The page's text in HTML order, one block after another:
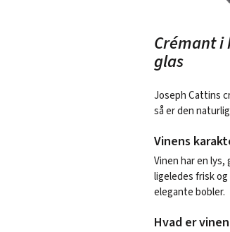
Crémant i
glas
Joseph Cattins
så er den
Vinens
Vinen har en
ligeledes frisk
elegante bobler.
Hvad er